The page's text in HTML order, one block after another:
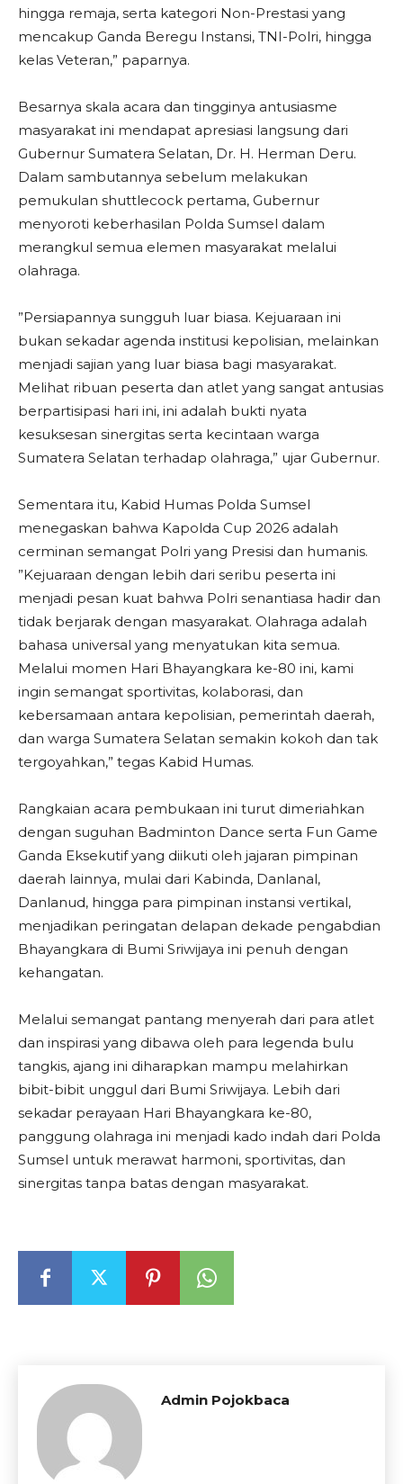
hingga remaja, serta kategori Non-Prestasi yang
mencakup Ganda Beregu Instansi, TNI-Polri, hingga
kelas Veteran,” paparnya.
​Besarnya skala acara dan tingginya antusiasme
masyarakat ini mendapat apresiasi langsung dari
Gubernur Sumatera Selatan, Dr. H. Herman Deru.
Dalam sambutannya sebelum melakukan
pemukulan shuttlecock pertama, Gubernur
menyoroti keberhasilan Polda Sumsel dalam
merangkul semua elemen masyarakat melalui
olahraga.
​”Persiapannya sungguh luar biasa. Kejuaraan ini
bukan sekadar agenda institusi kepolisian, melainkan
menjadi sajian yang luar biasa bagi masyarakat.
Melihat ribuan peserta dan atlet yang sangat antusias
berpartisipasi hari ini, ini adalah bukti nyata
kesuksesan sinergitas serta kecintaan warga
Sumatera Selatan terhadap olahraga,” ujar Gubernur.
​Sementara itu, Kabid Humas Polda Sumsel
menegaskan bahwa Kapolda Cup 2026 adalah
cerminan semangat Polri yang Presisi dan humanis.
​”Kejuaraan dengan lebih dari seribu peserta ini
menjadi pesan kuat bahwa Polri senantiasa hadir dan
tidak berjarak dengan masyarakat. Olahraga adalah
bahasa universal yang menyatukan kita semua.
Melalui momen Hari Bhayangkara ke-80 ini, kami
ingin semangat sportivitas, kolaborasi, dan
kebersamaan antara kepolisian, pemerintah daerah,
dan warga Sumatera Selatan semakin kokoh dan tak
tergoyahkan,” tegas Kabid Humas.
​Rangkaian acara pembukaan ini turut dimeriahkan
dengan suguhan Badminton Dance serta Fun Game
Ganda Eksekutif yang diikuti oleh jajaran pimpinan
daerah lainnya, mulai dari Kabinda, Danlanal,
Danlanud, hingga para pimpinan instansi vertikal,
menjadikan peringatan delapan dekade pengabdian
Bhayangkara di Bumi Sriwijaya ini penuh dengan
kehangatan.
Melalui semangat pantang menyerah dari para atlet
dan inspirasi yang dibawa oleh para legenda bulu
tangkis, ajang ini diharapkan mampu melahirkan
bibit-bibit unggul dari Bumi Sriwijaya. Lebih dari
sekadar perayaan Hari Bhayangkara ke-80,
panggung olahraga ini menjadi kado indah dari Polda
Sumsel untuk merawat harmoni, sportivitas, dan
sinergitas tanpa batas dengan masyarakat.
Admin Pojokbaca